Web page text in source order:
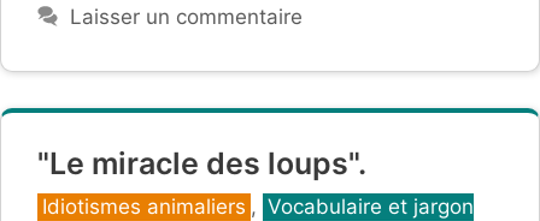
Laisser un commentaire
"Le miracle des loups".
Catégories
Idiotismes animaliers , Vocabulaire et jargon